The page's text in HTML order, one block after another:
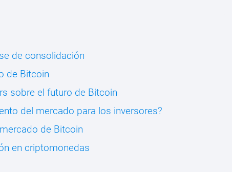
de consolidación
de Bitcoin
sobre el futuro de Bitcoin
del mercado para los inversores?
de Bitcoin
en criptomonedas